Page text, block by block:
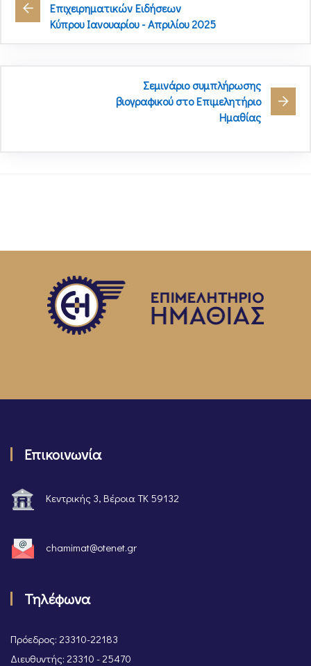
Επιχειρηματικών Ειδήσεων
Κύπρου Ιανουαρίου - Απριλίου 2025
Σεμινάριο συμπλήρωσης
βιογραφικού στο Επιμελητήριο
Ημαθίας
Επικοινωνία
Κεντρικής 3, Βέροια ΤΚ 59132
chamimat@otenet.gr
Τηλέφωνα
Πρόεδρος: 23310-22183
Διευθυντής: 23310 - 25470